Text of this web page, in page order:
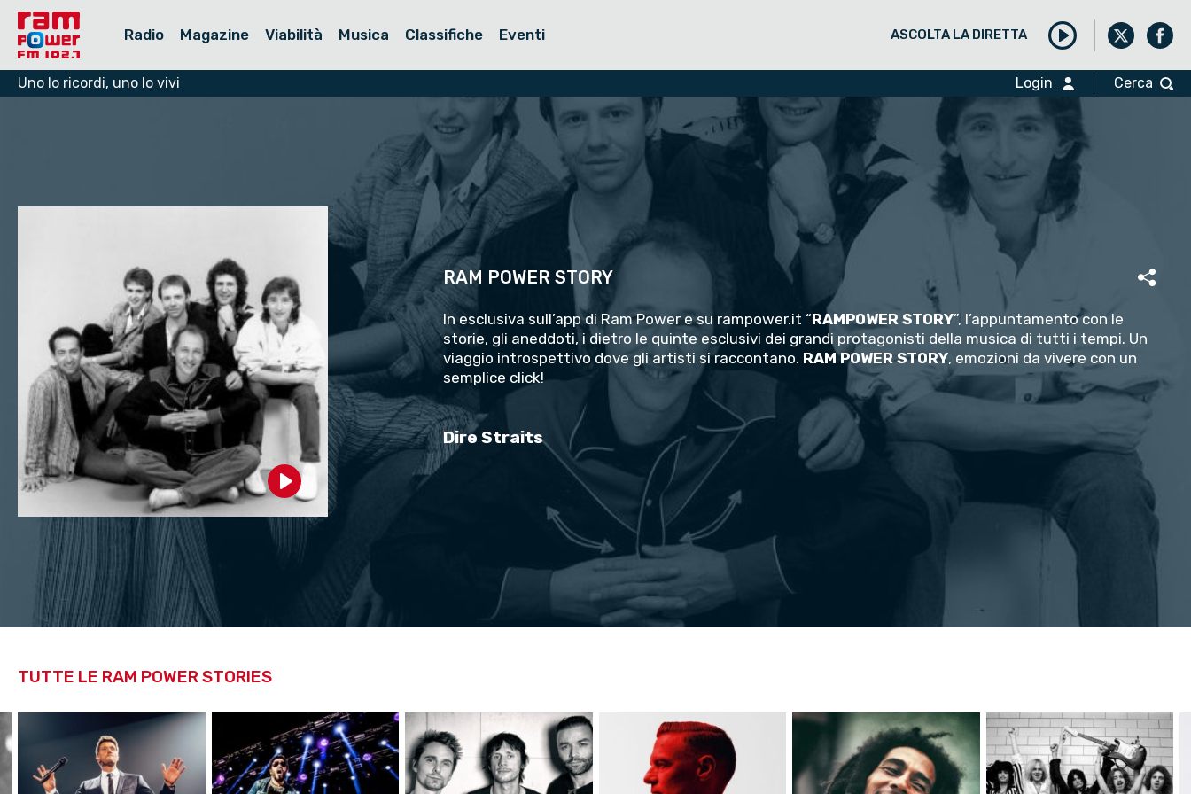
Radio Magazine Viabilità Musica Classifiche Eventi ASCOLTA LA DIRETTA
Play
Uno lo ricordi, uno lo vivi Cerca
Login
Play
RAM POWER STORY
In esclusiva sull’app di Ram Power e su rampower.it “RAMPOWER STORY”, l’appuntamento con le
storie, gli aneddoti, i dietro le quinte esclusivi dei grandi protagonisti della musica di tutti i tempi. Un
viaggio introspettivo dove gli artisti si raccontano. RAM POWER STORY, emozioni da vivere con un
semplice click!
Dire Straits
TUTTE LE RAM POWER STORIES